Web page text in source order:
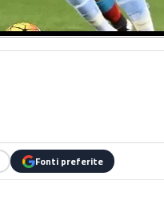
Fonti preferite